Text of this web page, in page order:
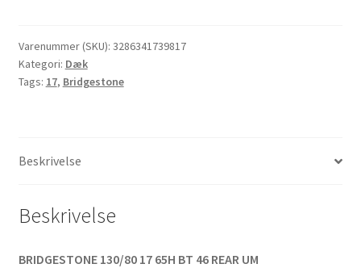
-
17
65H
Varenummer (SKU): 3286341739817
Kategori: Dæk
Tags: 17, Bridgestone
Beskrivelse
Beskrivelse
BRIDGESTONE 130/80 17 65H BT 46 REAR UM